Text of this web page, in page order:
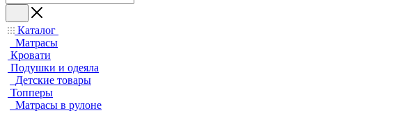
Каталог
Матрасы
Кровати
Подушки и одеяла
Детские товары
Топперы
Матрасы в рулоне